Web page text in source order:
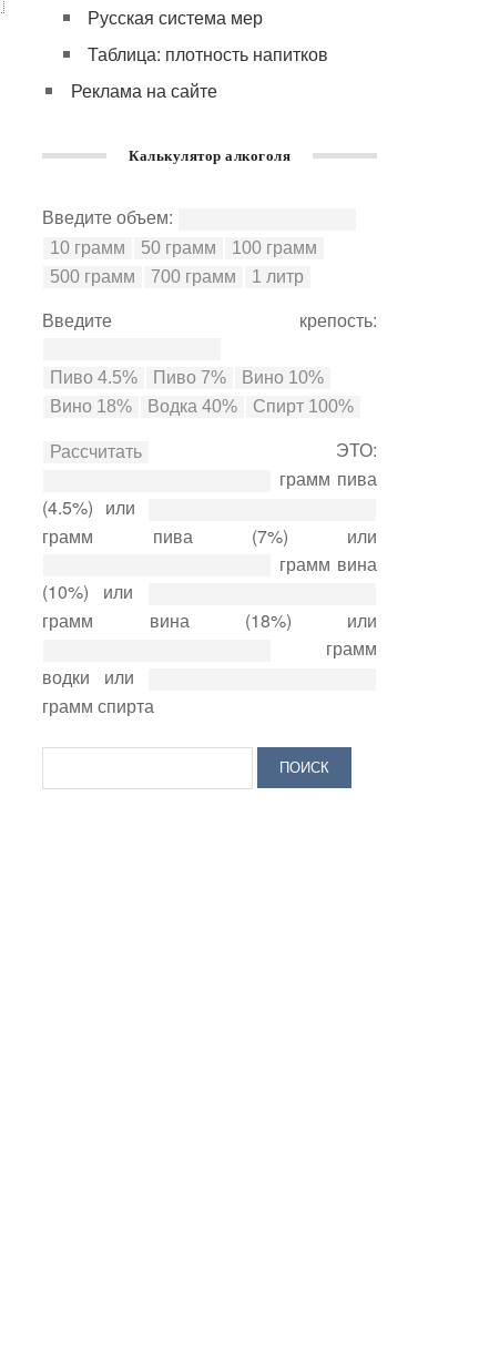
Русская система мер
Таблица: плотность напитков
Реклама на сайте
Калькулятор алкоголя
Введите объем:
Введите крепость:
ЭТО:
грамм пива
(4.5%) или
грамм пива (7%) или
грамм вина
(10%) или
грамм вина (18%) или
грамм
водки или
грамм спирта